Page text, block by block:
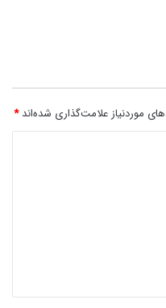
موردنیاز علامت‌گذاری شده‌اند*